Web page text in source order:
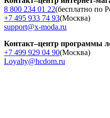
8 800 234 01 22(бесплатно по
+7 495 933 74 93(Москва)
support@x-moda.ru
Контакт–центр программы
+7 499 929 04 90(Москва)
Loyalty@hcdom.ru